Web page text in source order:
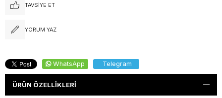
TAVSIYE ET
YORUM YAZ
WhatsApp Telegram
ÜRÜN ÖZELLIKLERI